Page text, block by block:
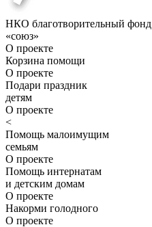
НКО благотворительный фонд
«союз»
О проекте
Корзина помощи
О проекте
Подари праздник
детям
О проекте
<
Помощь малоимущим
семьям
О проекте
Помощь интернатам
и детским домам
О проекте
Накорми голодного
О проекте